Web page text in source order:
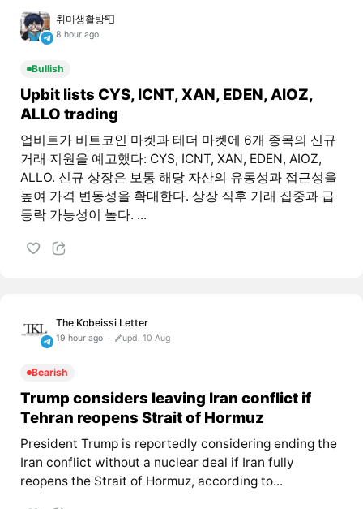
취미생활방📮
8 hour ago
Bullish
Upbit lists CYS, ICNT, XAN, EDEN, AIOZ,
ALLO trading
업비트가 비트코인 마켓과 테더 마켓에 6개 종목의 신규
거래 지원을 예고했다: CYS, ICNT, XAN, EDEN, AIOZ,
ALLO. 신규 상장은 보통 해당 자산의 유동성과 접근성을
높여 가격 변동성을 확대한다. 상장 직후 거래 집중과 급
등락 가능성이 높다. ...
The Kobeissi Letter
19 hour ago upd. 10 Aug
Bearish
Trump considers leaving Iran conflict if
Tehran reopens Strait of Hormuz
President Trump is reportedly considering ending the
Iran conflict without a nuclear deal if Iran fully
reopens the Strait of Hormuz, according to...